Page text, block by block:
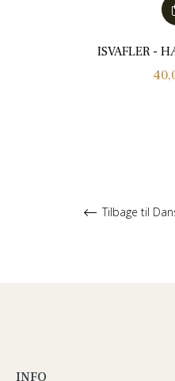
ISVAFLER -
Tilbage til
INFO